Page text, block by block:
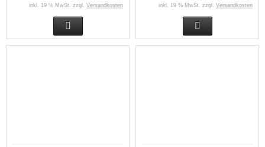
inkl. 19 % MwSt. zzgl. Versandkosten inkl. 19 % MwSt. zzgl. Versandkosten